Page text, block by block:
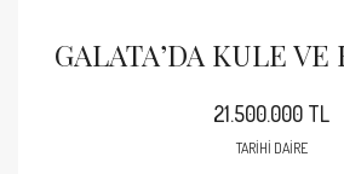
21.500.000 TL
TARIHI DAIRE